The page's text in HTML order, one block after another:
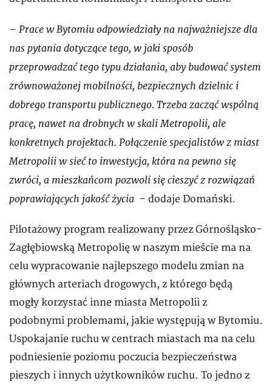
– Prace w Bytomiu odpowiedziały na najważniejsze dla
nas pytania dotyczące tego, w jaki sposób
przeprowadzać tego typu działania, aby budować system
zrównoważonej mobilności, bezpiecznych dzielnic i
dobrego transportu publicznego. Trzeba zacząć wspólną
pracę, nawet na drobnych w skali Metropolii, ale
konkretnych projektach. Połączenie specjalistów z miast
Metropolii w sieć to inwestycja, która na pewno się
zwróci, a mieszkańcom pozwoli się cieszyć z rozwiązań
poprawiających jakość życia – dodaje Domański.
Pilotażowy program realizowany przez Górnośląsko-
Zagłębiowską Metropolię w naszym mieście ma na
celu wypracowanie najlepszego modelu zmian na
głównych arteriach drogowych, z którego będą
mogły korzystać inne miasta Metropolii z
podobnymi problemami, jakie występują w Bytomiu.
Uspokajanie ruchu w centrach miastach ma na celu
podniesienie poziomu poczucia bezpieczeństwa
pieszych i innych użytkowników ruchu. To jedno z